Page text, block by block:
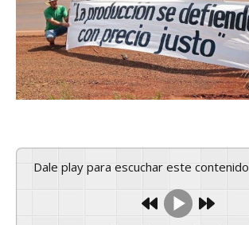
Dale play para escuchar este contenido